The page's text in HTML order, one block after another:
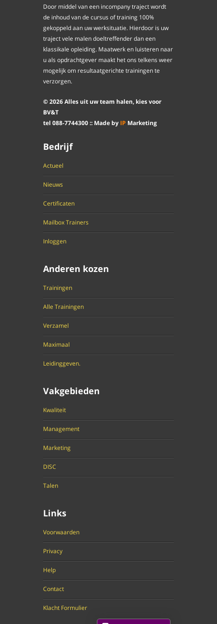
Door middel van een incompany traject wordt
de inhoud van de cursus of training 100%
gekoppeld aan uw werksituatie. Hierdoor is uw
traject vele malen doeltreffender dan een
klassikale opleiding. Maatwerk en luisteren naar
u als opdrachtgever maakt het ons telkens weer
mogelijk om resultaatgerichte trainingen te
verzorgen.
©2026Alles uit uw team halen, kies voor
BV&T
tel 088-7744300:: Made by IP Marketing
Bedrijf
Actueel
Nieuws
Certificaten
Mailbox Trainers
Inloggen
Anderen kozen
Trainingen
Alle Trainingen
Verzamel
Maximaal
Leidinggeven.
Vakgebieden
Kwaliteit
Management
Marketing
DISC
Talen
Links
Voorwaarden
Privacy
Help
Contact
Klacht Formulier